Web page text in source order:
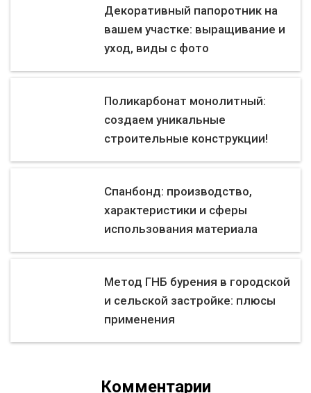
Декоративный папоротник на
вашем участке: выращивание и
уход, виды с фото
Поликарбонат монолитный:
создаем уникальные
строительные конструкции!
Спанбонд: производство,
характеристики и сферы
использования материала
Метод ГНБ бурения в городской
и сельской застройке: плюсы
применения
Комментарии